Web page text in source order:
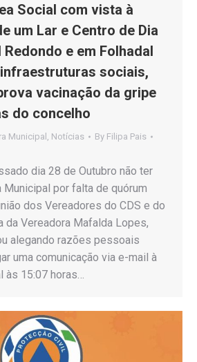
Social com vista à
um Lar e Centro de Dia
e em Folhadal
sociais,
vacinação da gripe
do concelho
Municipal Notícias By Filipa Pais
dia 28 de Outubro não ter
Municipal por falta de quórum
dos Vereadores do CDS e do
da Vereadora Mafalda Lopes,
alegando razões pessoais
uma comunicação via e-mail à
às 15:07 horas…